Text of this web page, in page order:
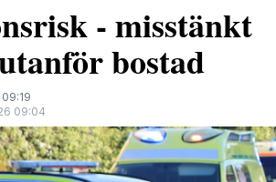
- misstänkt
bostad
09:04